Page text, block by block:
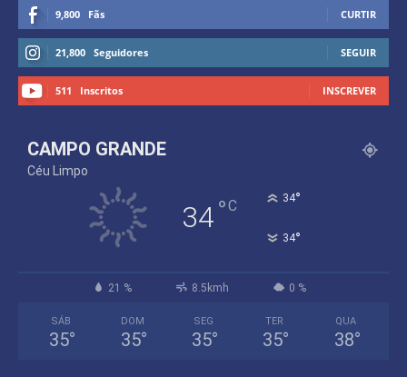
9,800 Fãs CURTIR
21,800 Seguidores SEGUIR
511 Inscritos INSCREVER
CAMPO GRANDE
Céu Limpo
34°C 34°
34°
21 % 8.5kmh 0 %
SÁB
35°
DOM
35°
SEG
35°
TER
35°
QUA
38°